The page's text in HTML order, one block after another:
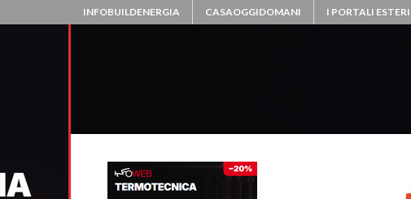
INFOBUILDENERGIA CASAOGGIDOMANI I PORTALI